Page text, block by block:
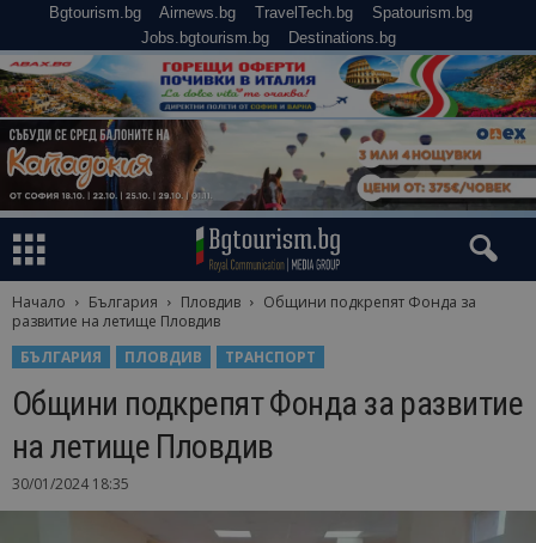
Bgtourism.bg Airnews.bg TravelTech.bg
Spatourism.bg
Jobs.bgtourism.bg
Destinations.bg
Начало България Пловдив
Общини подкрепят Фонда за
развитие на летище Пловдив
БЪЛГАРИЯ
ПЛОВДИВ ТРАНСПОРТ
Общини подкрепят Фонда за развитие
на летище Пловдив
30/01/2024 18:35